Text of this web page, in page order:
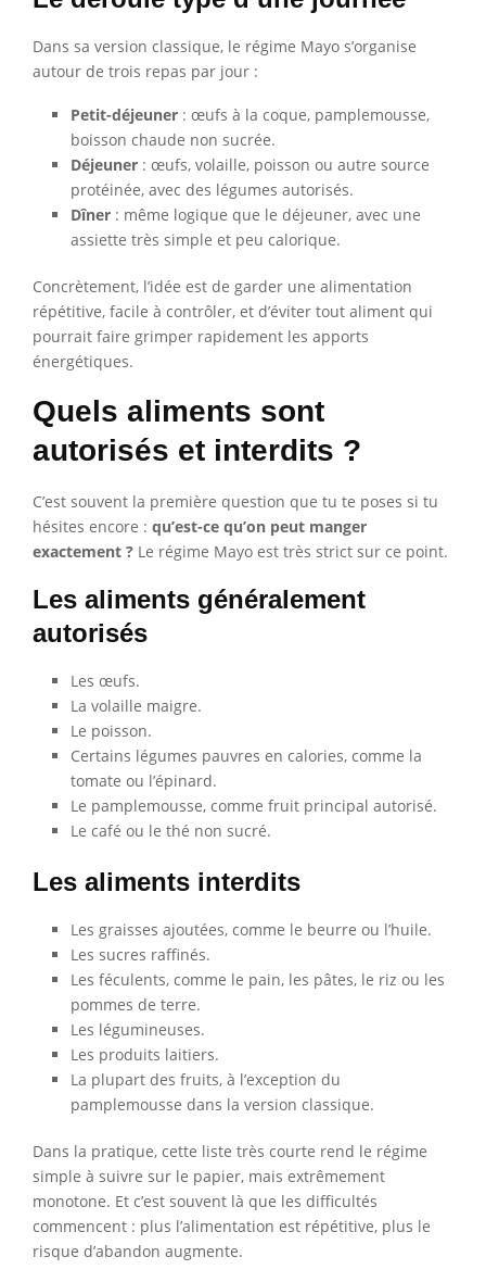
Dans sa version classique, le régime Mayo s’organise
autour de trois repas par jour :
Petit-déjeuner : œufs à la coque, pamplemousse,
boisson chaude non sucrée.
Déjeuner : œufs, volaille, poisson ou autre source
protéinée, avec des légumes autorisés.
Dîner : même logique que le déjeuner, avec une
assiette très simple et peu calorique.
Concrètement, l’idée est de garder une alimentation
répétitive, facile à contrôler, et d’éviter tout aliment qui
pourrait faire grimper rapidement les apports
énergétiques.
Quels aliments sont
autorisés et interdits ?
C’est souvent la première question que tu te poses si tu
hésites encore : qu’est-ce qu’on peut manger
exactement ? Le régime Mayo est très strict sur ce point.
Les aliments généralement
autorisés
Les œufs.
La volaille maigre.
Le poisson.
Certains légumes pauvres en calories, comme la
tomate ou l’épinard.
Le pamplemousse, comme fruit principal autorisé.
Le café ou le thé non sucré.
Les aliments interdits
Les graisses ajoutées, comme le beurre ou l’huile.
Les sucres raffinés.
Les féculents, comme le pain, les pâtes, le riz ou les
pommes de terre.
Les légumineuses.
Les produits laitiers.
La plupart des fruits, à l’exception du
pamplemousse dans la version classique.
Dans la pratique, cette liste très courte rend le régime
simple à suivre sur le papier, mais extrêmement
monotone. Et c’est souvent là que les difficultés
commencent : plus l’alimentation est répétitive, plus le
risque d’abandon augmente.